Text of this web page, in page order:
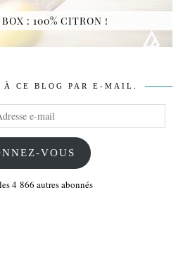
: 100% CITRON !
À CE BLOG PAR E-MAIL.
VOUS
4 866 autres abonnés